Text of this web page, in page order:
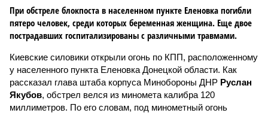
При обстреле блокпоста в населенном пункте Еленовка погибли
пятеро человек, среди которых беременная женщина. Еще двое
пострадавших госпитализированы с различными травмами.
Киевские силовики открыли огонь по КПП, расположенному
у населенного пункта Еленовка Донецкой области. Как
рассказал глава штаба корпуса Минобороны ДНР Руслан
Якубов, обстрел велся из миномета калибра 120
миллиметров. По его словам, под минометный огонь